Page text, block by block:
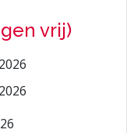
vrij)